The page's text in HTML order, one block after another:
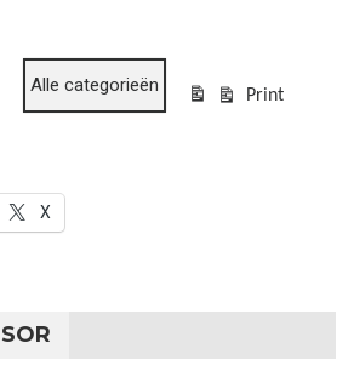
Alle categorieën Print
X